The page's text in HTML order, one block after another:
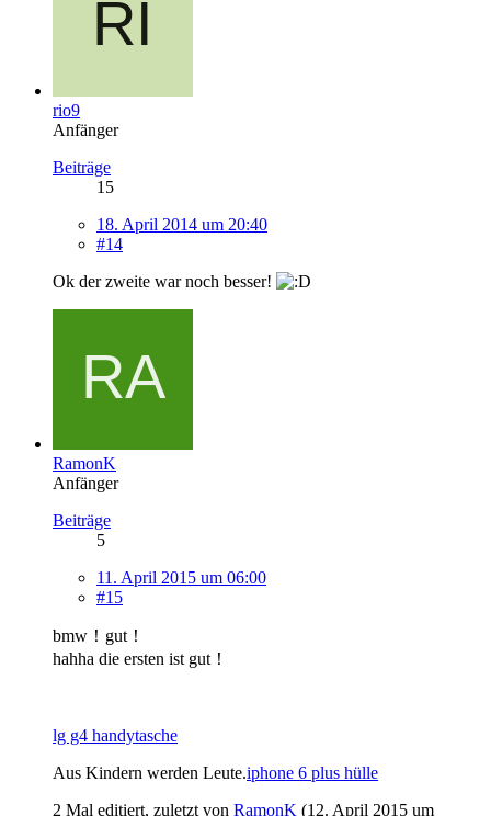
rio9
Anfänger
Beiträge
15
18. April 2014 um 20:40
#14
Ok der zweite war noch besser!
RamonK
Anfänger
Beiträge
5
11. April 2015 um 06:00
#15
bmw！gut！
hahha die ersten ist gut！
lg g4 handytasche
Aus Kindern werden Leute.iphone 6 plus hülle
2 Mal editiert, zuletzt von RamonK (12. April 2015 um